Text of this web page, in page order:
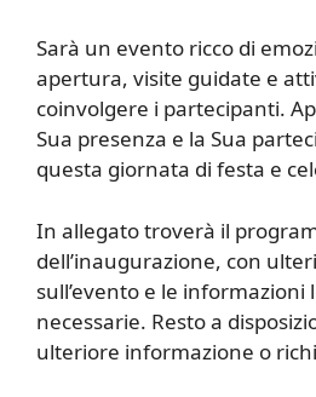
Sarà un evento ricco di
apertura, visite guidate e
coinvolgere i partecipanti.
Sua presenza e la Sua
questa giornata di festa e
In allegato troverà il
dell’inaugurazione, con
sull’evento e le informazioni
necessarie. Resto a
ulteriore informazione o